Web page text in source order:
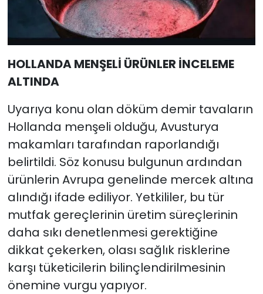
HOLLANDA MENŞELİ ÜRÜNLER İNCELEME
ALTINDA
Uyarıya konu olan döküm demir tavaların
Hollanda menşeli olduğu, Avusturya
makamları tarafından raporlandığı
belirtildi. Söz konusu bulgunun ardından
ürünlerin Avrupa genelinde mercek altına
alındığı ifade ediliyor. Yetkililer, bu tür
mutfak gereçlerinin üretim süreçlerinin
daha sıkı denetlenmesi gerektiğine
dikkat çekerken, olası sağlık risklerine
karşı tüketicilerin bilinçlendirilmesinin
önemine vurgu yapıyor.